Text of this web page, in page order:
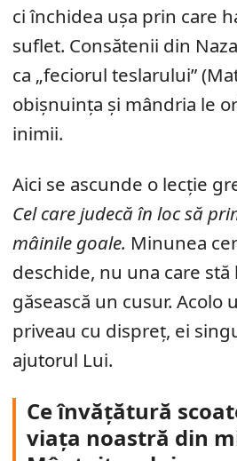
ci închidea ușa prin care
suflet. Consătenii din
ca „feciorul teslarului”
obișnuința și mândria le
inimii.
Aici se ascunde o lecție
Cel care judecă în loc să
mâinile goale. Minunea
deschide, nu una care stă
găsească un cusur. Acolo
priveau cu dispreț, ei
ajutorul Lui.
Ce învățătură
viața noastră din